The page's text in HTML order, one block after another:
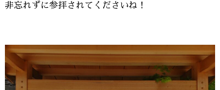
非忘れずに参拝されてくださいね！